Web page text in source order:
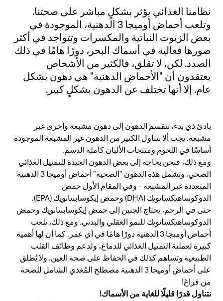
نظامنا الغذائي يؤثر بشكلٍ مباشر على صحتنا.
وتلعب أحماض أوميجا 3 الدهنية، الموجودة في
بعض الزيوت النباتية والمكسرات وتتواجد في أكثر
صورها فعالية في أسماك البحر، دورًا هامًا في ذلك
الصدد. لكن، لا تقلق، فالكثير من الأشخاص
يعتقدون أن "الأحماض الدهنية" هي دهون بشكل
عام. إلا أنها تختلف عن الدهون بشكلٍ كبير.
بادئ ذي بدء، تنقسم الدهون إلى دهون مشبعة وأخرى غير
مشبعة. يجب ألا نتناول الكثير من الدهون غير المشبعة الموجودة
أساسًا في اللحوم ومنتجات الألبان كاملة الدسم.
ومع ذلك، فنحن بحاجة إلى بعض الدهون الجيدة للتمثيل الغذائي
الصحي. وتشمل هذه الدهون "الصحية" أحماض أوميجا 3 الدهنية
المتعددة غير المشبعة - وفي المقام الأول حمض
الدوكوساهيكسانويك (DHA) وحمض إيكوسابنتانويك (EPA).
حتى في الرحم، يحتاج الجنين إلى حمض إيكوسابنتانويك وحمض
الدوكوساهيكسانويك للنمو العقلي والبدني. ومع ذلك، تلعب
أحماض أوميجا 3 الدهنية دورًا هامًا في أي عمر. كما أن لها أهمية
كبيرة لعملية التمثيل الغذائي للدماغ، ولدعم وظائف القلب
الطبيعية وتساهم كذلك في الحفاظ على صحة العين. ولا يُطلق
على أحماض أوميجا 3 الدهنية مصطلح المُغذي الشامل للصحة
من فراغ!
نتناول قدرًا قليلًا للغاية من الأسماك!